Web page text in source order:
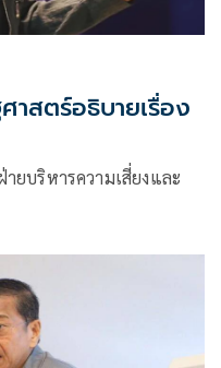
สตร์อธิบายเรื่อง
ยบริหารความเสี่ยงและ